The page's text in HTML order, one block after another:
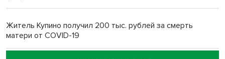
Житель Купино получил 200 тыс. рублей за смерть
матери от COVID-19